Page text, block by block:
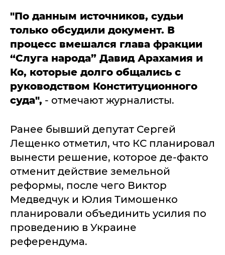
"По данным источников, судьи
только обсудили документ. В
процесс вмешался глава фракции
“Слуга народа” Давид Арахамия и
Ко, которые долго общались с
руководством Конституционного
суда", - отмечают журналисты.
Ранее бывший депутат Сергей
Лещенко отметил, что КС планировал
вынести решение, которое де-факто
отменит действие земельной
реформы, после чего Виктор
Медведчук и Юлия Тимошенко
планировали объединить усилия по
проведению в Украине
референдума.